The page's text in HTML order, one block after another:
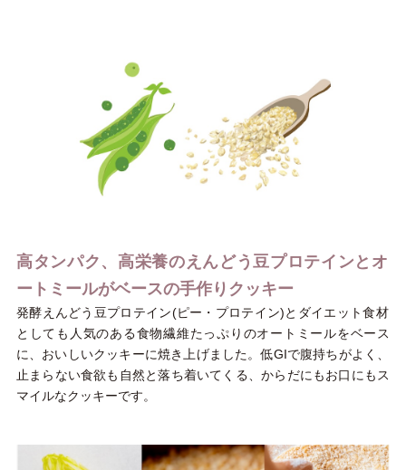
高タンパク、高栄養のえんどう豆プロテインとオ
ートミールがベースの手作りクッキー
発酵えんどう豆プロテイン(ピー・プロテイン)とダイエット食材
としても人気のある食物繊維たっぷりのオートミールをベース
に、おいしいクッキーに焼き上げました。低GIで腹持ちがよく、
止まらない食欲も自然と落ち着いてくる、からだにもお口にもス
マイルなクッキーです。